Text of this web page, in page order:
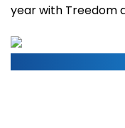
year with Treedom